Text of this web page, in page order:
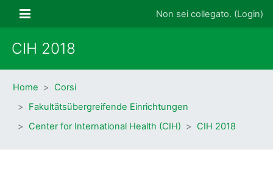
Pannello laterale Non sei collegato. (Login)
CIH 2018
Home
Corsi
Fakultätsübergreifende Einrichtungen
Center for International Health (CIH)
CIH 2018